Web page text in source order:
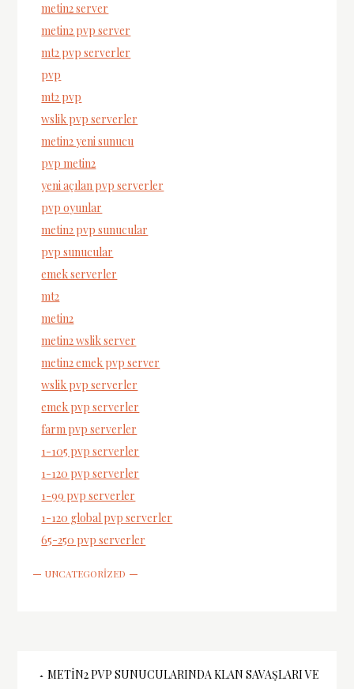
metin2 server
metin2 pvp server
mt2 pvp serverler
pvp
mt2 pvp
wslik pvp serverler
metin2 yeni sunucu
pvp metin2
yeni açılan pvp serverler
pvp oyunlar
metin2 pvp sunucular
pvp sunucular
emek serverler
mt2
metin2
metin2 wslik server
metin2 emek pvp server
wslik pvp serverler
emek pvp serverler
farm pvp serverler
1-105 pvp serverler
1-120 pvp serverler
1-99 pvp serverler
1-120 global pvp serverler
65-250 pvp serverler
UNCATEGORIZED
METIN2 PVP SUNUCULARINDA KLAN SAVAŞLARI VE